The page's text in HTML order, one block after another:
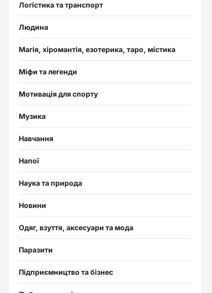
Логістика та транспорт
Людина
Магія, хіромантія, езотерика, таро, містика
Міфи та легенди
Мотивація для спорту
Музика
Навчання
Напої
Наука та природа
Новини
Одяг, взуття, аксесуари та мода
Паразити
Підприємництво та бізнес